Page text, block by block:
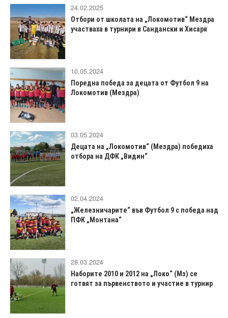
24.02.2025
Отбори от школата на „Локомотив“ Мездра
участваха в турнири в Сандански и Хисаря
10.05.2024
Поредна победа за децата от Футбол 9 на
Локомотив (Мездра)
03.05.2024
Децата на „Локомотив“ (Мездра) победиха
отбора на ДФК „Видин“
02.04.2024
„Железничарите“ във Футбол 9 с победа над
ПФК „Монтана“
28.03.2024
Наборите 2010 и 2012 на „Локо“ (Мз) се
готвят за първенството и участие в турнир